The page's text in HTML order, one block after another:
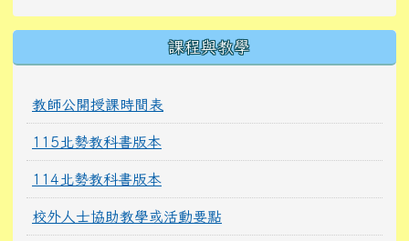
課程與教學
教師公開授課時間表
115北勢教科書版本
114北勢教科書版本
校外人士協助教學或活動要點